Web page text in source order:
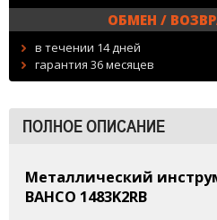
ОБМЕН /
в течении 14 дней
гарантия 36 месяцев
ПОЛНОЕ ОПИСАНИЕ
Металлический
BAHCO 1483K2RB